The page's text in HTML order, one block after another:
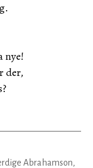
nye!
der,
Abrahamson,